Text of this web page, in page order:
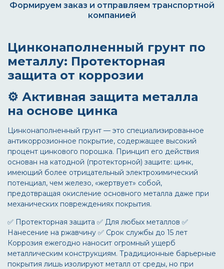
Формируем заказ и отправляем транспортной
компанией
Цинконаполненный грунт по
металлу: Протекторная
защита от коррозии
⚙️ Активная защита металла
на основе цинка
Цинконаполненный грунт — это специализированное
антикоррозионное покрытие, содержащее высокий
процент цинкового порошка. Принцип его действия
основан на катодной (протекторной) защите: цинк,
имеющий более отрицательный электрохимический
потенциал, чем железо, «жертвует» собой,
предотвращая окисление основного металла даже при
механических повреждениях покрытия.
✅ Протекторная защита ✅ Для любых металлов ✅
Нанесение на ржавчину ✅ Срок службы до 15 лет
Коррозия ежегодно наносит огромный ущерб
металлическим конструкциям. Традиционные барьерные
покрытия лишь изолируют металл от среды, но при